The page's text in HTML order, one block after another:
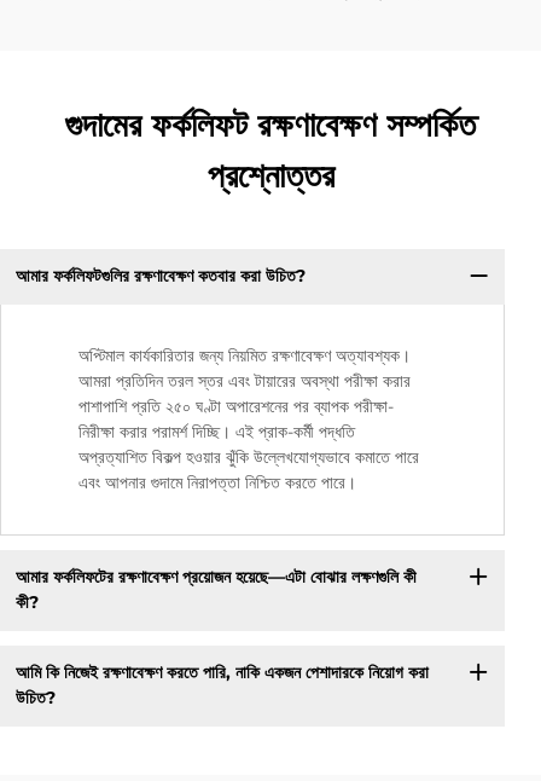
গুদামের ফর্কলিফট রক্ষণাবেক্ষণ সম্পর্কিত
প্রশ্নোত্তর
আমার ফর্কলিফটগুলির রক্ষণাবেক্ষণ কতবার করা উচিত?
অপ্টিমাল কার্যকারিতার জন্য নিয়মিত রক্ষণাবেক্ষণ অত্যাবশ্যক।
আমরা প্রতিদিন তরল স্তর এবং টায়ারের অবস্থা পরীক্ষা করার
পাশাপাশি প্রতি ২৫০ ঘণ্টা অপারেশনের পর ব্যাপক পরীক্ষা-
নিরীক্ষা করার পরামর্শ দিচ্ছি। এই প্রাক-কর্মী পদ্ধতি
অপ্রত্যাশিত বিকল্প হওয়ার ঝুঁকি উল্লেখযোগ্যভাবে কমাতে পারে
এবং আপনার গুদামে নিরাপত্তা নিশ্চিত করতে পারে।
আমার ফর্কলিফটের রক্ষণাবেক্ষণ প্রয়োজন হয়েছে—এটা বোঝার লক্ষণগুলি কী
কী?
আমি কি নিজেই রক্ষণাবেক্ষণ করতে পারি, নাকি একজন পেশাদারকে নিয়োগ করা
উচিত?